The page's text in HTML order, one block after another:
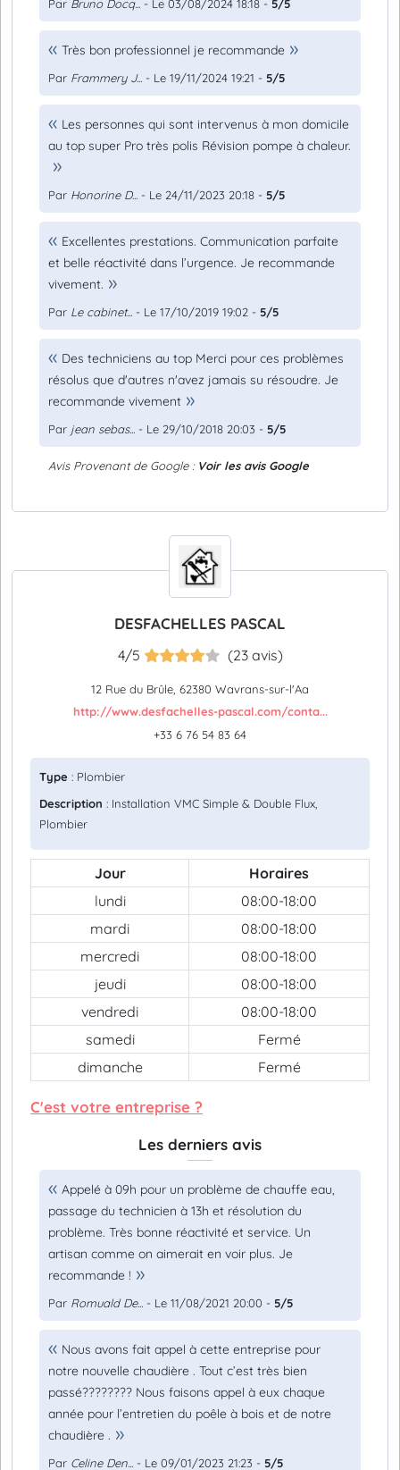
Par Bruno Docq... - Le 03/08/2024 18:18 - 5/5
Très bon professionnel je recommande
Par Frammery J... - Le 19/11/2024 19:21 - 5/5
Les personnes qui sont intervenus à mon domicile
au top super Pro très polis Révision pompe à chaleur.
Par Honorine D... - Le 24/11/2023 20:18 - 5/5
Excellentes prestations. Communication parfaite
et belle réactivité dans l’urgence. Je recommande
vivement.
Par Le cabinet... - Le 17/10/2019 19:02 - 5/5
Des techniciens au top Merci pour ces problèmes
résolus que d'autres n'avez jamais su résoudre. Je
recommande vivement
Par jean sebas... - Le 29/10/2018 20:03 - 5/5
Avis Provenant de Google : Voir les avis Google
DESFACHELLES PASCAL
4/5 (23 avis)
12 Rue du Brûle, 62380 Wavrans-sur-l'Aa
http://www.desfachelles-pascal.com/conta...
+33 6 76 54 83 64
Type : Plombier
Description : Installation VMC Simple & Double Flux,
Plombier
Jour
Horaires
lundi
08:00-18:00
mardi
08:00-18:00
mercredi
08:00-18:00
jeudi
08:00-18:00
vendredi
08:00-18:00
samedi
Fermé
dimanche
Fermé
C'est votre entreprise ?
Les derniers avis
Appelé à 09h pour un problème de chauffe eau,
passage du technicien à 13h et résolution du
problème. Très bonne réactivité et service. Un
artisan comme on aimerait en voir plus. Je
recommande !
Par Romuald De... - Le 11/08/2021 20:00 - 5/5
Nous avons fait appel à cette entreprise pour
notre nouvelle chaudière . Tout c’est très bien
passé???????? Nous faisons appel à eux chaque
année pour l’entretien du poêle à bois et de notre
chaudière .
Par Celine Den... - Le 09/01/2023 21:23 - 5/5